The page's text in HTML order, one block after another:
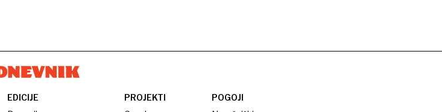
EDICIJE
PROJEKTI
POGOJI